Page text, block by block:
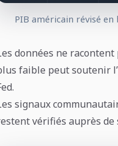
PIB américain révisé
données ne
faible peut soutenir
signaux
vérifiés auprès de